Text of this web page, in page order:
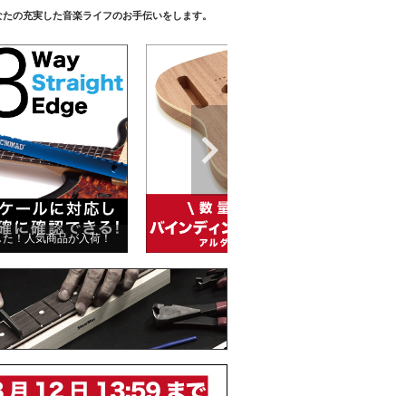
の充実した音楽ライフのお手伝いをします。
！人気商品が入荷！